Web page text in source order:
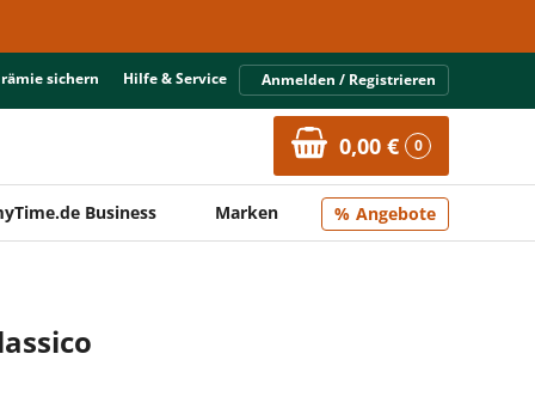
sichern Hilfe & Service Anmelden / Registrieren
0,00 € 0
Business Marken Angebote